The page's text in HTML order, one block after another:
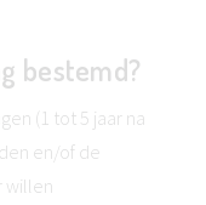
bestemd?
(1 tot 5 jaar na
en/of de
willen